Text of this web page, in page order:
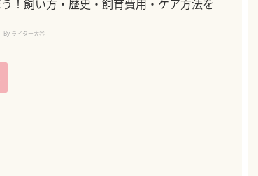
！飼い方・歴史・飼育費用・ケア方法を
By ライター大谷